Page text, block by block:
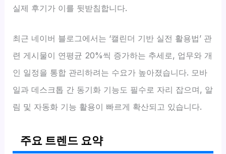
실제 후기가 이를 뒷받침합니다.
최근 네이버 블로그에서는 ‘캘린더 기반 실전 활용법’ 관
련 게시물이 연평균 20%씩 증가하는 추세로, 업무와 개
인 일정을 통합 관리하려는 수요가 높아졌습니다. 모바
일과 데스크톱 간 동기화 기능도 필수로 자리 잡으며, 알
림 및 자동화 기능 활용이 빠르게 확산되고 있습니다.
주요 트렌드 요약